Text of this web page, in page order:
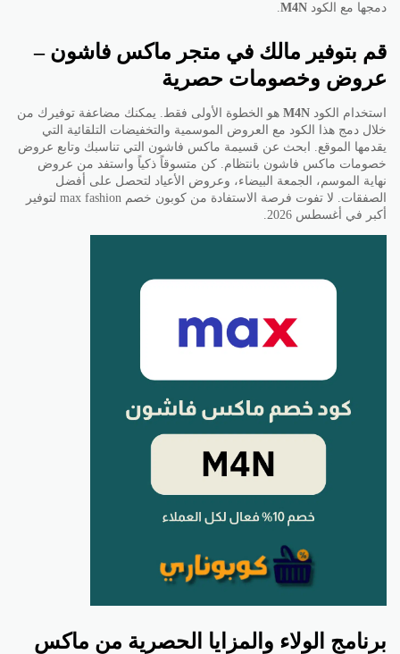
دمجها مع الكود M4N
.
قم بتوفير مالك في متجر ماكس فاشون –
عروض وخصومات حصرية
استخدام الكود M4N هو الخطوة الأولى فقط. يمكنك مضاعفة توفيرك من
خلال دمج هذا الكود مع العروض الموسمية والتخفيضات التلقائية التي
يقدمها الموقع. ابحث عن قسيمة ماكس فاشون التي تناسبك وتابع عروض
خصومات ماكس فاشون بانتظام. كن متسوقاً ذكياً واستفد من عروض
نهاية الموسم، الجمعة البيضاء، وعروض الأعياد لتحصل على أفضل
الصفقات. لا تفوت فرصة الاستفادة من كوبون خصم max fashion لتوفير
أكبر في أغسطس 2026.
برنامج الولاء والمزايا الحصرية من ماكس